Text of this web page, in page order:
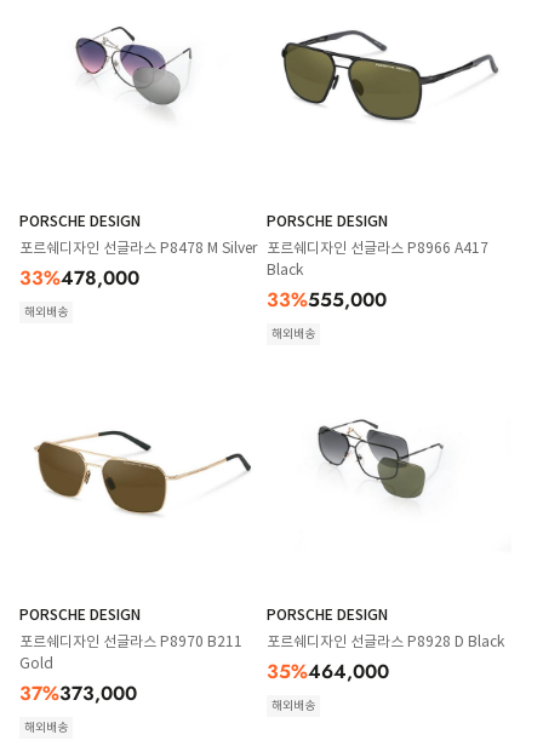
PORSCHE DESIGN
포르쉐디자인 선글라스 P8478 M Silver
33%478,000
해외배송
PORSCHE DESIGN
포르쉐디자인 선글라스 P8966 A417
Black
33%555,000
해외배송
PORSCHE DESIGN
포르쉐디자인 선글라스 P8970 B211
Gold
37%373,000
해외배송
PORSCHE DESIGN
포르쉐디자인 선글라스 P8928 D Black
35%464,000
해외배송